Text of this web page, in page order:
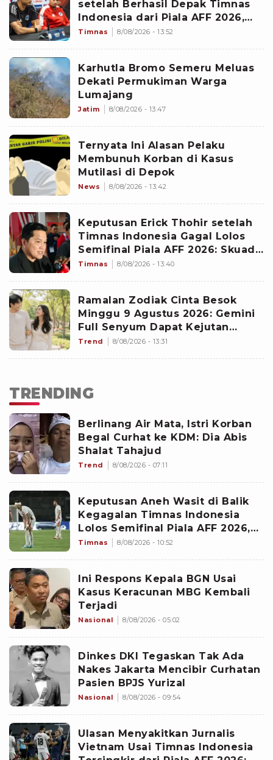
setelah Berhasil Depak Timnas
Indonesia dari Piala AFF 2026,
Gavin Lee Buka-bukaan: Saya
Timnas 8/08/2026 - 13:52
Karhutla Bromo Semeru Meluas
Dekati Permukiman Warga
Lumajang
Jatim 8/08/2026 - 13:47
Ternyata Ini Alasan Pelaku
Membunuh Korban di Kasus
Mutilasi di Depok
News 8/08/2026 - 13:42
Keputusan Erick Thohir setelah
Timnas Indonesia Gagal Lolos
Semifinal Piala AFF 2026: Skuad
John Herdman Dievaluasi
Timnas 8/08/2026 - 13:40
Ramalan Zodiak Cinta Besok
Minggu 9 Agustus 2026: Gemini
Full Senyum Dapat Kejutan
Manis, Scorpio Stop Cemburu
Trend 8/08/2026 - 13:31
TRENDING
Berlinang Air Mata, Istri Korban
Begal Curhat ke KDM: Dia Abis
Shalat Tahajud
Trend 8/08/2026 - 07:11
Keputusan Aneh Wasit di Balik
Kegagalan Timnas Indonesia
Lolos Semifinal Piala AFF 2026,
Untungkan Singapura dan
Timnas 8/08/2026 - 10:52
Ini Respons Kepala BGN Usai
Kasus Keracunan MBG Kembali
Terjadi
Nasional 8/08/2026 - 05:02
Dinkes DKI Tegaskan Tak Ada
Nakes Jakarta Mencibir Curhatan
Pasien BPJS Yurizal
Nasional 8/08/2026 - 09:54
Ulasan Menyakitkan Jurnalis
Vietnam Usai Timnas Indonesia